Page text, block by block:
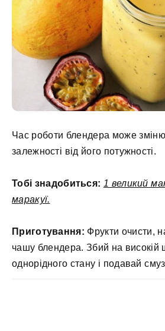
Час роботи блендера може
залежності від його потужності.
Тобі знадобиться: 1 великий
маракуї.
Приготування: Фрукти очисти,
чашу блендера. Збий на високій
однорідного стану і подавай